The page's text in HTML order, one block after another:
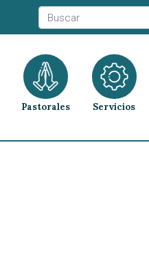
Pastorales Servicios